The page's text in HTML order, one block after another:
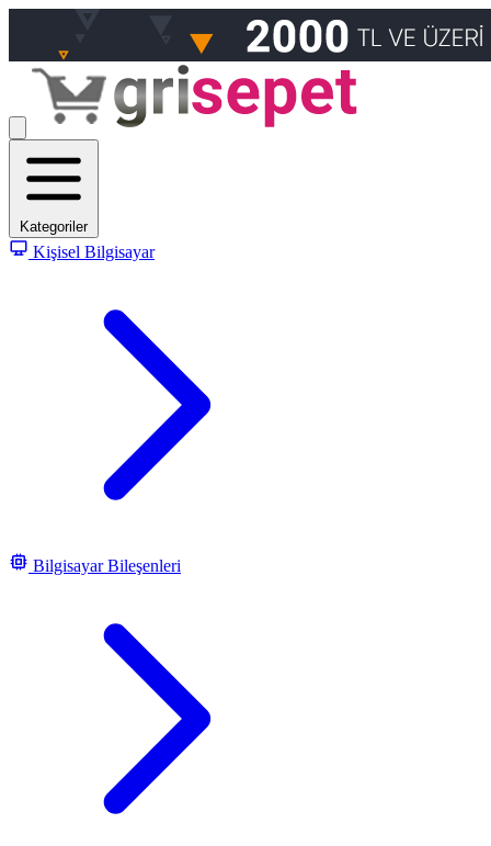
Kategoriler
Kişisel Bilgisayar
Bilgisayar Bileşenleri